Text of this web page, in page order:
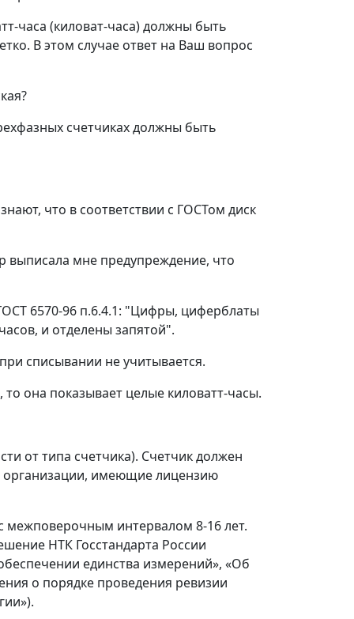
часа (киловат-часа) должны быть
В этом случае ответ на Ваш вопрос
счетчиках должны быть
что в соответствии с ГОСТом диск
выписала мне предупреждение, что
6570-96 п.6.4.1: "Цифры, циферблаты
и отделены запятой".
списывании не учитывается.
она показывает целые киловатт-часы.
от типа счетчика). Счетчик должен
организации, имеющие лицензию
межповерочным интервалом 8-16 лет.
НТК Госстандарта России
единства измерений», «Об
о порядке проведения ревизии